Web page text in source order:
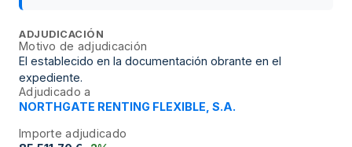
ADJUDICACIÓN
Motivo de adjudicación
El establecido en la documentación obrante en el
expediente.
Adjudicado a
NORTHGATE RENTING FLEXIBLE, S.A.
Importe adjudicado